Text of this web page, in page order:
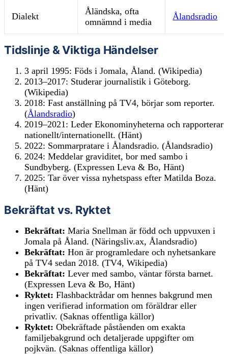
Dialekt
Åländska, ofta
omnämnd i media
Ålandsradio
Tidslinje & Viktiga Händelser
3 april 1995: Föds i Jomala, Åland. (Wikipedia)
2013–2017: Studerar journalistik i Göteborg.
(Wikipedia)
2018: Fast anställning på TV4, börjar som reporter.
(Ålandsradio)
2019–2021: Leder Ekonominyheterna och rapporterar
nationellt/internationellt. (Hänt)
2022: Sommarpratare i Ålandsradio. (Ålandsradio)
2024: Meddelar graviditet, bor med sambo i
Sundbyberg. (Expressen Leva & Bo, Hänt)
2025: Tar över vissa nyhetspass efter Matilda Boza.
(Hänt)
Bekräftat vs. Ryktet
Bekräftat: Maria Snellman är född och uppvuxen i
Jomala på Åland. (Näringsliv.ax, Ålandsradio)
Bekräftat: Hon är programledare och nyhetsankare
på TV4 sedan 2018. (TV4, Wikipedia)
Bekräftat: Lever med sambo, väntar första barnet.
(Expressen Leva & Bo, Hänt)
Ryktet: Flashbacktrådar om hennes bakgrund men
ingen verifierad information om föräldrar eller
privatliv. (Saknas offentliga källor)
Ryktet: Obekräftade påståenden om exakta
familjebakgrund och detaljerade uppgifter om
pojkvän. (Saknas offentliga källor)